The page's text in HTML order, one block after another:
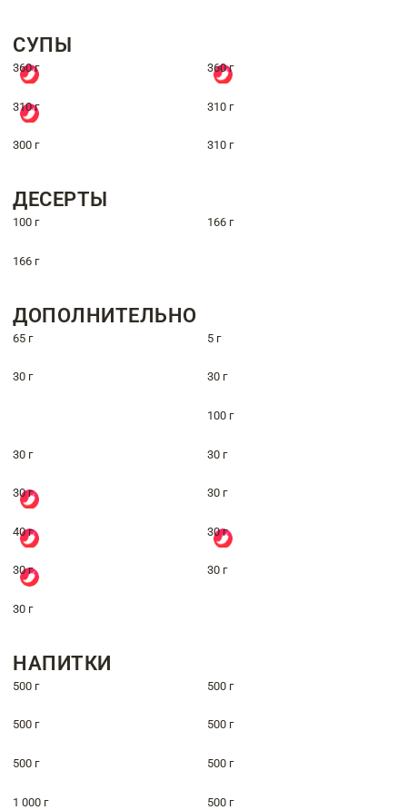
СУПЫ
360 г 360 г
310 г 310 г
300 г 310 г
ДЕСЕРТЫ
100 г 166 г
166 г
ДОПОЛНИТЕЛЬНО
65 г 5 г
30 г 30 г
100 г
30 г 30 г
30 г 30 г
40 г 30 г
30 г 30 г
30 г
НАПИТКИ
500 г 500 г
500 г 500 г
500 г 500 г
1 000 г 500 г